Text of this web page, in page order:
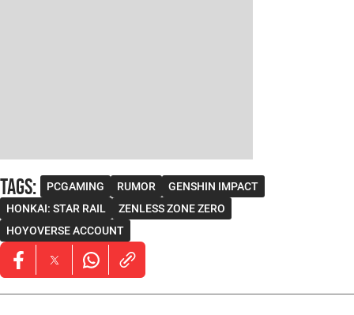
Tags: PCGAMING RUMOR
GENSHIN IMPACT
HONKAI: STAR RAIL
ZENLESS ZONE ZERO
HOYOVERSE ACCOUNT
Opens in new window
Opens in new window
Opens in new window